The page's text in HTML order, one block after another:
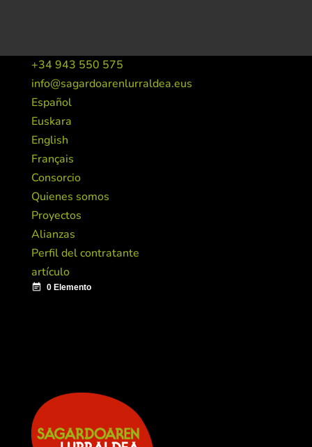
+34 943 550 575
info@sagardoarenlurraldea.eus
Español
Euskara
English
Français
Consorcio
Quienes somos
Proyectos
Alianzas
Perfil del contratante
artículo